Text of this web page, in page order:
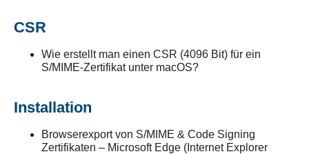
CSR
Wie erstellt man einen CSR (4096 Bit) für ein
S/MIME-Zertifikat unter macOS?
Installation
Browserexport von S/MIME & Code Signing
Zertifikaten – Microsoft Edge (Internet Explorer